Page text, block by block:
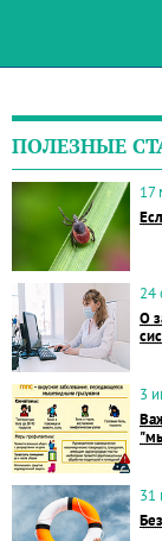
ПОЛЕЗНЫЕ
17
24
О
3
31